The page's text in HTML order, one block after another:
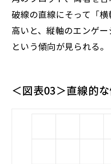
破線の直線にそって「
高いと、縦軸のエンゲー
という傾向が見られる。
＜図表03＞直線的